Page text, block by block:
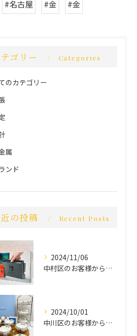
#名古屋 #金 #金
ゴリー Categories
のカテゴリー
属
ンド
の投稿 Recent Posts
2024/11/06
中村区のお客様から買取させていただきました。
2024/10/01
中川区のお客様から買取させていただきました。